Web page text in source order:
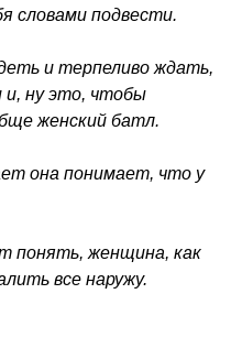
словами подвести.
и терпеливо ждать,
и, ну это, чтобы
женский батл.
она понимает, что у
понять, женщина, как
все наружу.